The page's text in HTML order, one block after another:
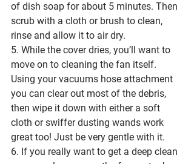
of dish soap for about 5 minutes. Then
scrub with a cloth or brush to clean,
rinse and allow it to air dry.
5. While the cover dries, you’ll want to
move on to cleaning the fan itself.
Using your vacuums hose attachment
you can clear out most of the debris,
then wipe it down with either a soft
cloth or swiffer dusting wands work
great too! Just be very gentle with it.
6. If you really want to get a deep clean